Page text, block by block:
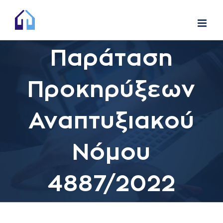
content
Παράταση
Προκηρύξεων
Αναπτυξιακού
Νόμου
4887/2022